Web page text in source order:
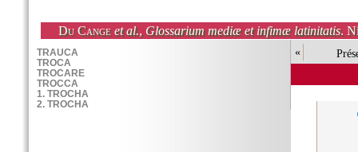
Du Cange et al., Glossarium mediæ et infimæ latinitatis.
«